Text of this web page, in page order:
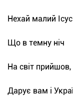
Нехай малий Ісус
Що в темну ніч
На світ прийшов,
Дарує вам і